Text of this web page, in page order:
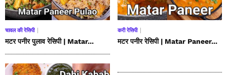
चावल की रेसिपी
मटर पनीर पुलाव रेसिपी | Matar...
करी रेसिपी
मटर पनीर रेसिपी | Matar Paneer...